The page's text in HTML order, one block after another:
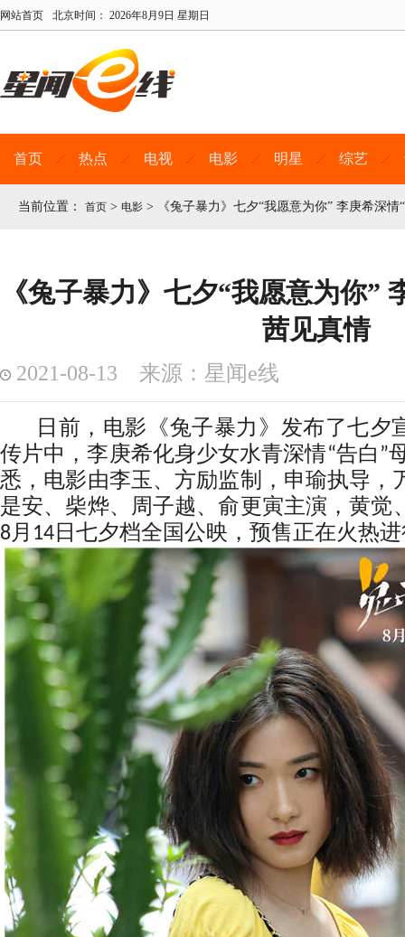
网站首页 北京时间： 2026年8月9日 星期日
首页 热点 电视 电影 明星 综艺
当前位置： 首页 > 电影 > 《兔子暴力》七夕“我愿意为你” 李庚希深情
《兔子暴力》七夕“我愿意为你”
茜见真情
2021-08-13 来源：星闻e线
日前，电影《兔子暴力》发布了七夕
传片中，李庚希化身少女水青深情“告白”
悉，电影由李玉、方励监制，申瑜执导，
是安、柴烨、周子越、俞更寅主演，黄觉
8月14日七夕档全国公映，预售正在火热